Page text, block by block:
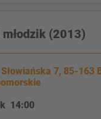
młodzik (2013)
7, 85-163
14:00